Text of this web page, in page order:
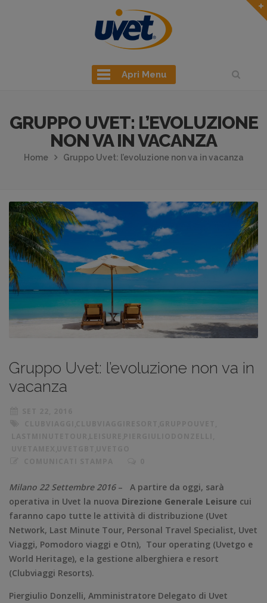
Apri Menu
GRUPPO UVET: L’EVOLUZIONE
NON VA IN VACANZA
Home Gruppo Uvet: l’evoluzione non va in vacanza
Gruppo Uvet: l’evoluzione non va in
vacanza
Milano 22 Settembre 2016– A partire da oggi, sarà
operativa in Uvet la nuova Direzione Generale Leisure cui
faranno capo tutte le attività di distribuzione (Uvet
Network, Last Minute Tour, Personal Travel Specialist, Uvet
Viaggi, Pomodoro viaggi e Otn), Tour operating (Uvetgo e
World Heritage), e la gestione alberghiera e resort
(Clubviaggi Resorts).
Piergiulio Donzelli, Amministratore Delegato di Uvet